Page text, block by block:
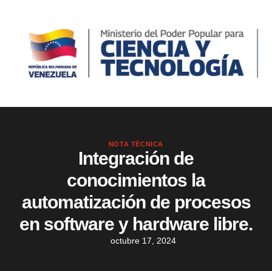
NOTA TÉCNICA
Integración de
conocimientos la
automatización de procesos
en software y hardware libre.
octubre 17, 2024